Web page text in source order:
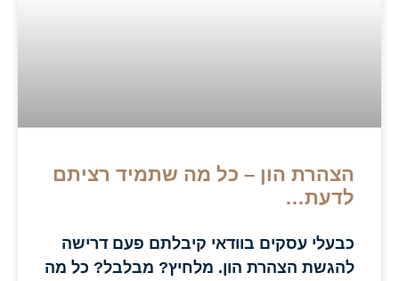
הצהרת הון – כל מה שתמיד רציתם
לדעת…
כבעלי עסקים בוודאי קיבלתם פעם דרישה
להגשת הצהרת הון. מלחיץ? מבלבל? כל מה